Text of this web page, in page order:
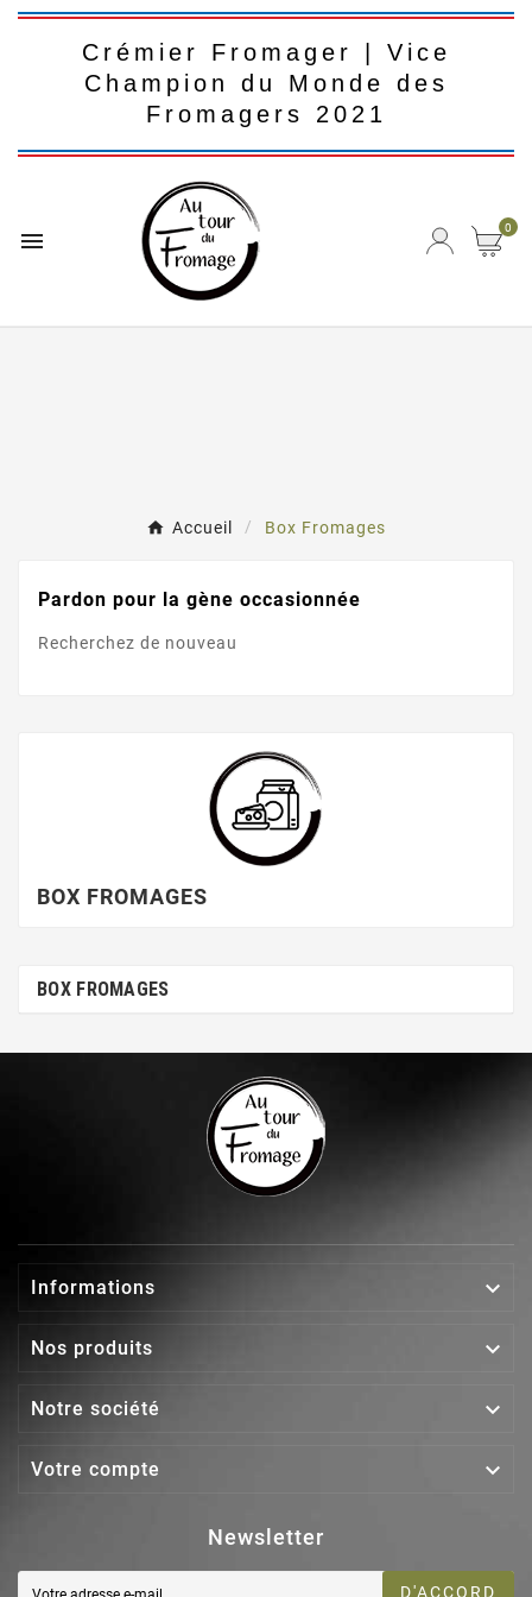
Crémier Fromager | Vice
Champion du Monde des
Fromagers 2021
 0
Accueil Box Fromages
Pardon pour la gène occasionnée
Recherchez de nouveau
BOX FROMAGES
BOX FROMAGES
Informations 
Nos produits 
Notre société 
Votre compte 
Newsletter
D'ACCORD